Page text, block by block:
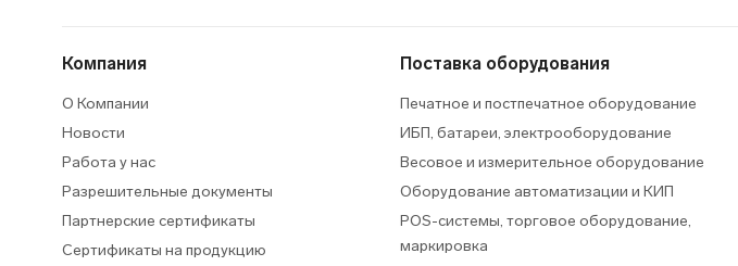
Компания
О Компании
Новости
Работа у нас
Разрешительные документы
Партнерские сертификаты
Сертификаты на продукцию
Поставка оборудования
Печатное и постпечатное оборудование
ИБП, батареи, электрооборудование
Весовое и измерительное оборудование
Оборудование автоматизации и КИП
POS-системы, торговое оборудование,
маркировка